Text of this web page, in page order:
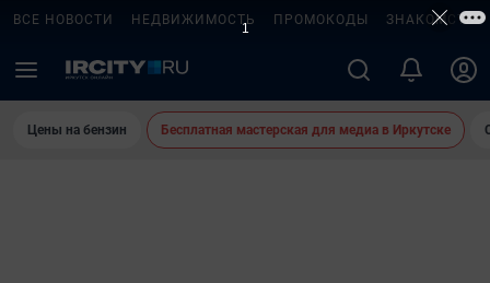
ВСЕ НОВОСТИ НЕДВИЖИМОСТЬ ПРОМОКОДЫ ЗНАКОМСТВА
Цены на бензин Бесплатная мастерская для медиа в Иркутске